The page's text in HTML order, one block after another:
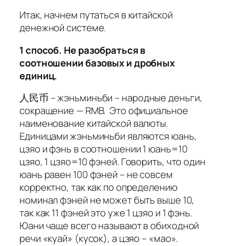
Итак, начнем путаться в китайской
денежной системе.
1 способ. Не разобраться в
соотношении базовых и дробных
единиц.
人民币 – жэньминьби – народные деньги,
сокращение — RMB. Это официальное
наименование китайской валюты.
Единицами жэньминьби являются юань,
цзяо и фэнь в соотношении 1 юань=10
цзяо, 1 цзяо=10 фэней. Говорить, что один
юань равен 100 фэней – не совсем
корректно, так как по определению
номинал фэней не может быть выше 10,
так как 11 фэней это уже 1 цзяо и 1 фэнь.
Юани чаще всего называют в обиходной
речи «куай» (кусок), а цзяо – «мао».